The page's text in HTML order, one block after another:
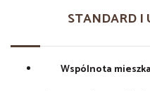
STANDARD I
Wspólnota